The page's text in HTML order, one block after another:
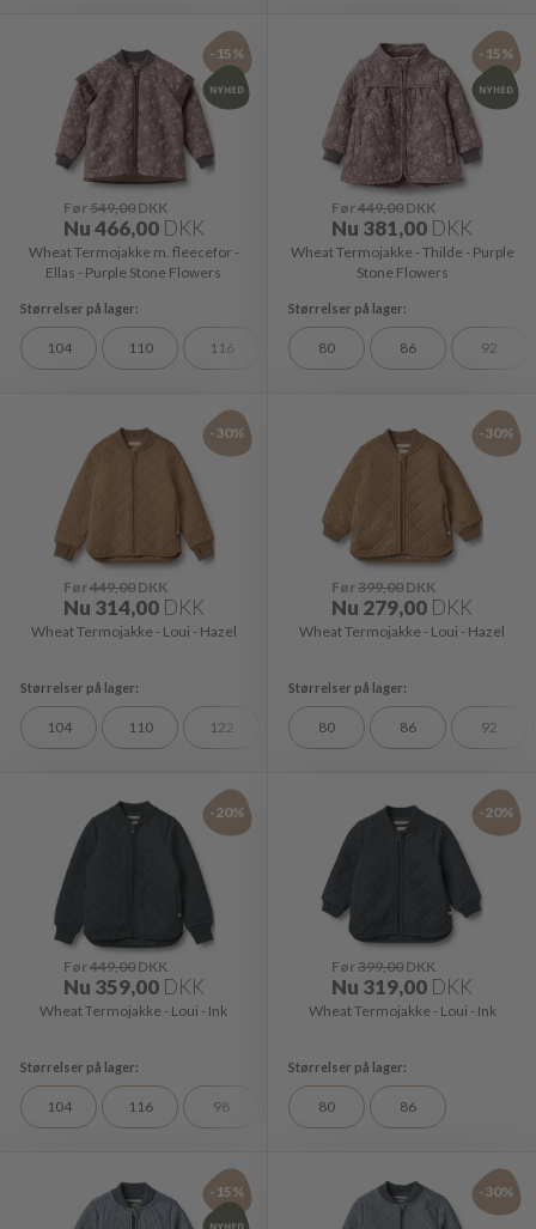
-15%
Før549,00DKK
Nu466,00 DKK
Wheat Termojakke m. fleecefor -
Ellas - Purple Stone Flowers
104 110 116 128
-15%
Før449,00 DKK
Nu 381,00 DKK
Wheat Termojakke - Thilde - Purple
Stone Flowers
80 86 92
-30%
Før449,00DKK
Nu 314,00 DKK
Wheat Termojakke - Loui - Hazel
104 110 122 128
-30%
Før399,00 DKK
Nu 279,00 DKK
Wheat Termojakke - Loui - Hazel
80 86 92
-20%
Før449,00DKK
Nu 359,00 DKK
Wheat Termojakke - Loui - Ink
104 116 98
-20%
Før399,00 DKK
Nu 319,00 DKK
Wheat Termojakke - Loui - Ink
80 86
-15% -30%